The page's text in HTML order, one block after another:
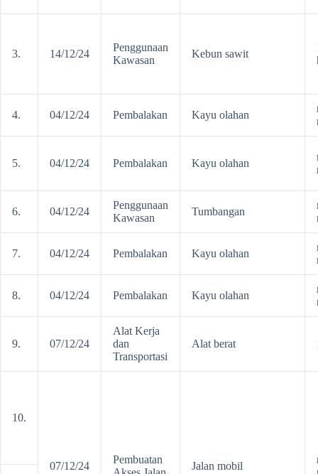
3. 14/12/24
Penggunaan
Kawasan
Kebun sawit
4. 04/12/24 Pembalakan Kayu olahan
5. 04/12/24 Pembalakan Kayu olahan
6. 04/12/24
Penggunaan
Kawasan
Tumbangan
7. 04/12/24 Pembalakan Kayu olahan
8. 04/12/24 Pembalakan Kayu olahan
9. 07/12/24
Alat Kerja
dan
Transportasi
Alat berat
10.
07/12/24
Pembuatan
Jalan mobil